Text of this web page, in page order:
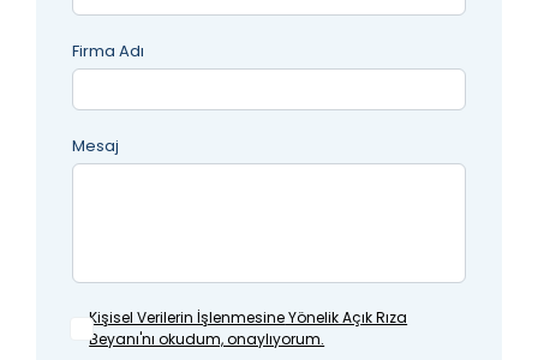
Firma Adı
Mesaj
Kişisel Verilerin İşlenmesineYönelik Açık Rıza
Beyanı'nı okudum, onaylıyorum.